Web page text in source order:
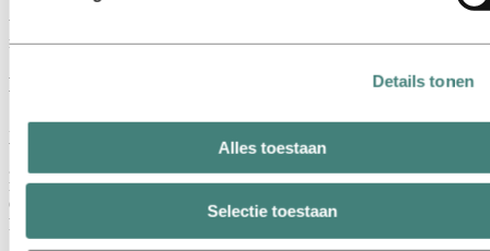
Details tonen
Alles toestaan
Selectie toestaan
tijdens dit proces niet over het hoofd wordt gezien, namelijk: de
maaiveldbeschermer. Lees meer over dit niet te vergeten onderdeel.
Het maken van de mast – een nauwkeurig traject
Zodra het productieproces van de mast bij Hydro in gang is gezet
wordt er een nauwkeurig uitgestippeld traject gevolgd. Van het
maken van de masten, en eventuele oppervlaktebehandelingen.
Oftewel, van de creatie van de mast zelf tot en met de afwerking dat
het materiaal moet beschermen.